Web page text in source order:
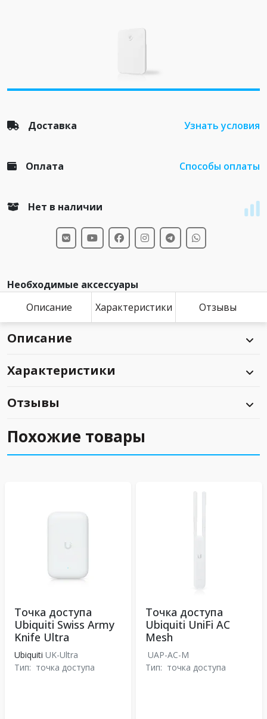
Доставка Узнать условия
Оплата Способы оплаты
Нет в наличии
Необходимые аксессуары
Описание
Характеристики Отзывы
Описание
Характеристики
Отзывы
Похожие товары
Точка доступа
Ubiquiti Swiss Army
Knife Ultra
Ubiquiti UK-Ultra
Тип: точка доступа
Точка доступа
Ubiquiti UniFi AC
Mesh
UAP-AC-M
Тип: точка доступа